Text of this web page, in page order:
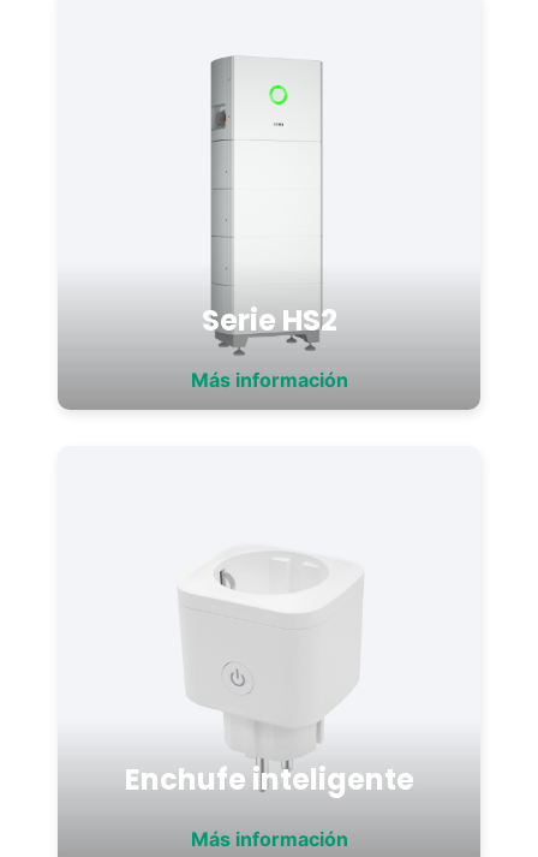
Serie HS2
Más información
Enchufe inteligente
Más información